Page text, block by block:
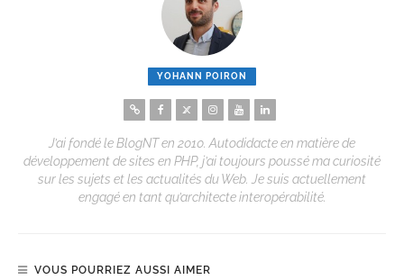
YOHANN POIRON
J’ai fondé le BlogNT en 2010. Autodidacte en matière de
développement de sites en PHP, j’ai toujours poussé ma curiosité
sur les sujets et les actualités du Web. Je suis actuellement
engagé en tant qu’architecte interopérabilité.
VOUS POURRIEZ AUSSI AIMER